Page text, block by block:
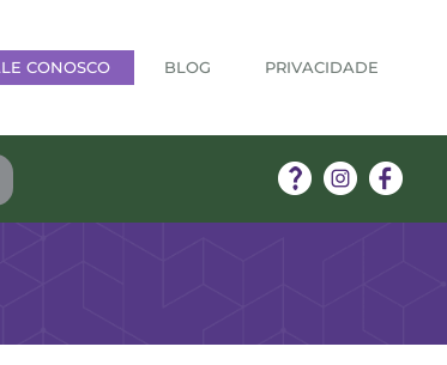
CONOSCO BLOG PRIVACIDADE